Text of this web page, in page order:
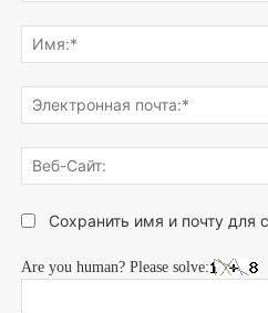
что
думаете...
Сохранить имя и почту
Are you human? Please solve: